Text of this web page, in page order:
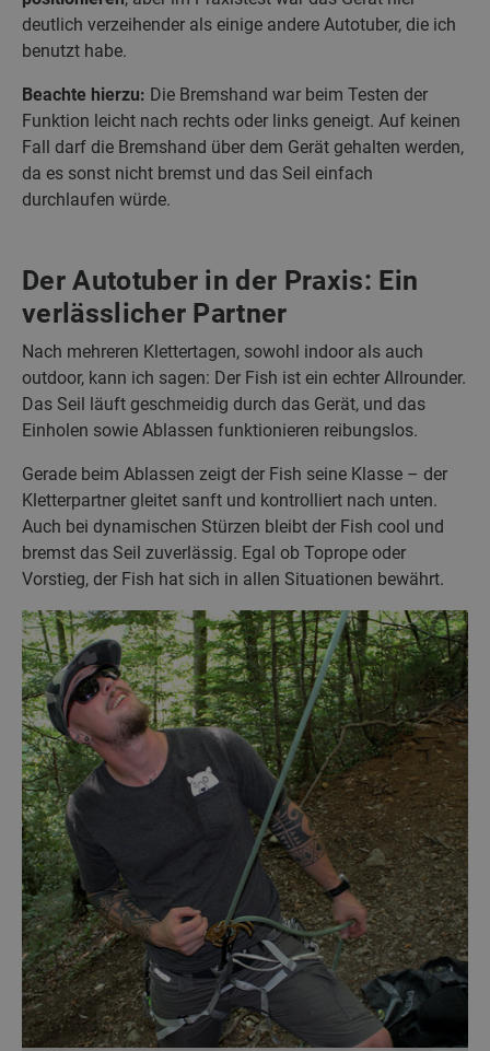
deutlich verzeihender als einige andere Autotuber, die ich
benutzt habe.
Beachte hierzu: Die Bremshand war beim Testen der
Funktion leicht nach rechts oder links geneigt. Auf keinen
Fall darf die Bremshand über dem Gerät gehalten werden,
da es sonst nicht bremst und das Seil einfach
durchlaufen würde.
Der Autotuber in der Praxis: Ein
verlässlicher Partner
Nach mehreren Klettertagen, sowohl indoor als auch
outdoor, kann ich sagen: Der Fish ist ein echter Allrounder.
Das Seil läuft geschmeidig durch das Gerät, und das
Einholen sowie Ablassen funktionieren reibungslos.
Gerade beim Ablassen zeigt der Fish seine Klasse – der
Kletterpartner gleitet sanft und kontrolliert nach unten.
Auch bei dynamischen Stürzen bleibt der Fish cool und
bremst das Seil zuverlässig. Egal ob Toprope oder
Vorstieg, der Fish hat sich in allen Situationen bewährt.